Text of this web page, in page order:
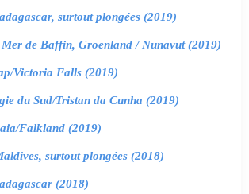
surtout plongées (2019)
de Baffin, Groenland / Nunavut (2019)
Victoria Falls (2019)
du Sud/Tristan da Cunha (2019)
Falkland (2019)
surtout plongées (2018)
(2018)